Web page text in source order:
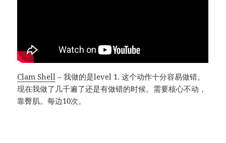
Clam Shell – 我做的是level 1. 这个动作十分容易做错。
现在我做了几千遍了还是有做错的时候。需要核心不动，
靠臀肌。每边10次。